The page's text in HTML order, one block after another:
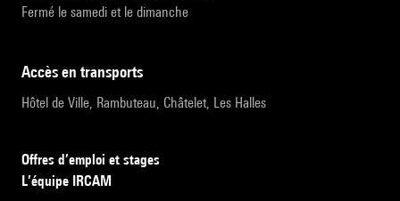
Fermé le samedi et le dimanche
accès en transports
Hôtel de Ville, Rambuteau, Châtelet, Les Halles
Offres d’emploi et stages
L’équipe IRCAM